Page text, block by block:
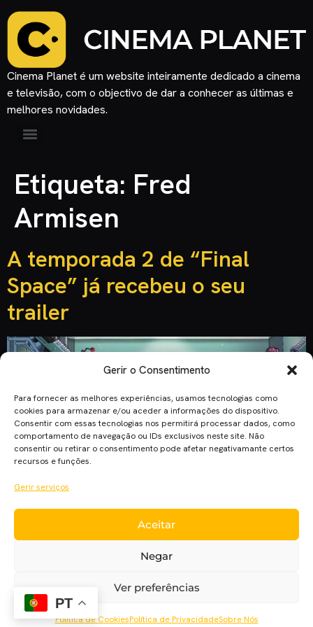
Gerir o Consentimento
Para fornecer as melhores experiências, usamos tecnologias como
cookies para armazenar e/ou aceder a informações do dispositivo.
Consentir com essas tecnologias nos permitirá processar dados, como
comportamento de navegação ou IDs exclusivos neste site. Não
consentir ou retirar o consentimento pode afetar negativamante certos
recursos e funções.
Gerir serviços
Aceitar
Negar
Ver preferências
Política de CookiesPolítica de PrivacidadeSobre Nós
Cinema Planet é um website inteiramente dedicado a cinema
e televisão, com o objectivo de dar a conhecer as últimas e
melhores novidades.
Etiqueta: Fred
Armisen
A temporada 2 de “Final
Space” já recebeu o seu
trailer
A Adult Swim divulgou recentemente dois trailers para a
temporada 2 de “Final Space”, o próximo conjunto de
episódios da série animada criada por Olan Rogers, uma
pode ser vista atualmente na Netflix. Esta próxima temporada
marca a passagem da série sob a égide da TBS para a Adult
[…]
PT